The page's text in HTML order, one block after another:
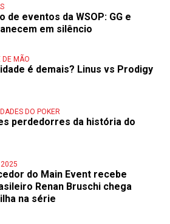
de eventos da WSOP: GG e
em silêncio
DE MÃO
é demais? Linus vs Prodigy
DO POKER
perdedorres da história do
do Main Event recebe
Renan Bruschi chega
na série